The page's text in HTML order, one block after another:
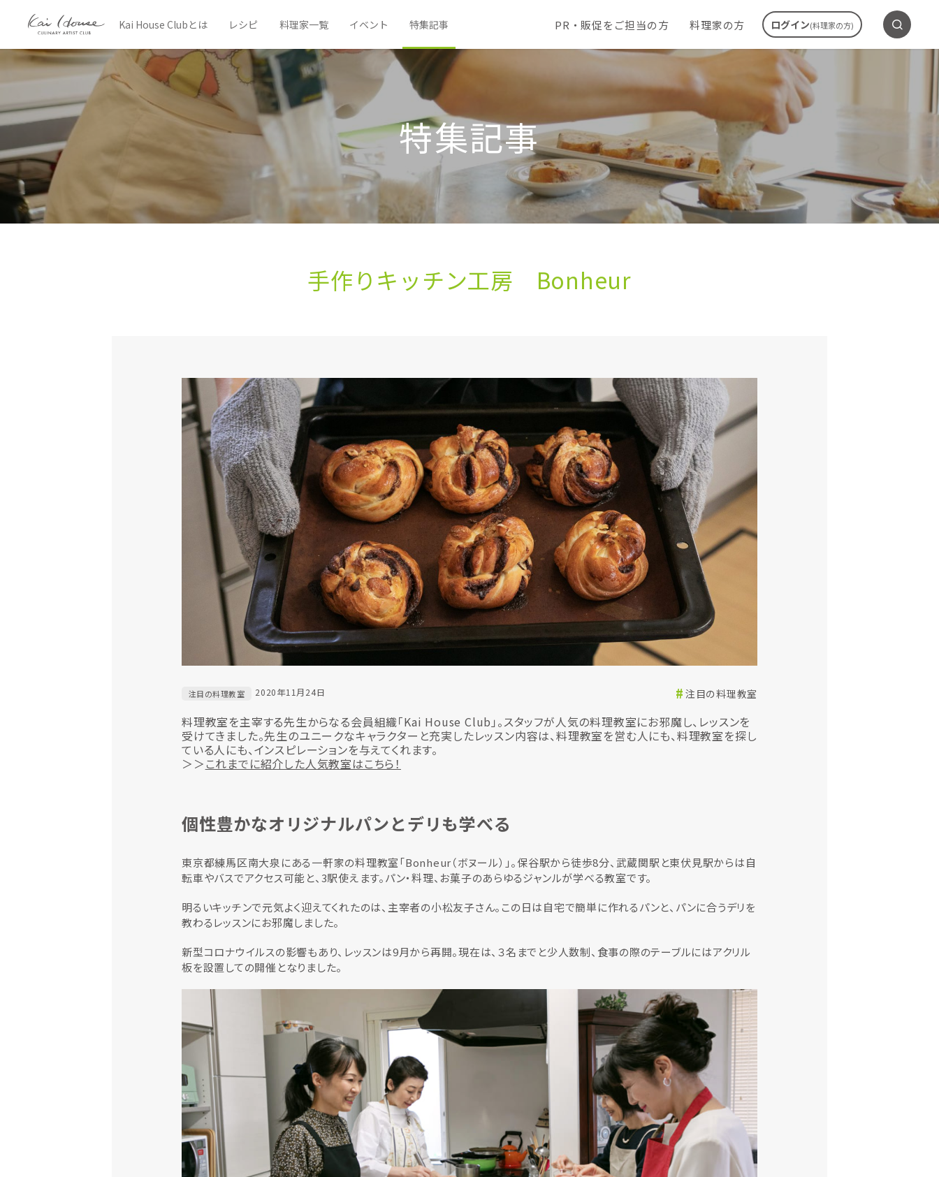
Kai House Clubとは レシピ 料理家一覧 イベント 特集記事 PR・販促をご担当の方 料理家の方 ログイン(料理家の方)
特集記事
手作りキッチン工房 Bonheur
注目の料理教室 2020年11月24日 注目の料理教室
料理教室を主宰する先生からなる会員組織「Kai House Club」。スタッフが人気の料理教室にお邪魔し、レッスンを
受けてきました。先生のユニークなキャラクターと充実したレッスン内容は、料理教室を営む人にも、料理教室を探し
ている人にも、インスピレーションを与えてくれます。
＞＞ これまでに紹介した人気教室はこちら！
個性豊かなオリジナルパンとデリも学べる
東京都練馬区南大泉にある一軒家の料理教室「Bonheur（ボヌール）」。保谷駅から徒歩8分、武蔵関駅と東伏見駅からは自
転車やバスでアクセス可能と、3駅使えます。パン・料理、お菓子のあらゆるジャンルが学べる教室です。
明るいキッチンで元気よく迎えてくれたのは、主宰者の小松友子さん。この日は自宅で簡単に作れるパンと、パンに合うデリを
教わるレッスンにお邪魔しました。
新型コロナウイルスの影響もあり、レッスンは9月から再開。現在は、３名までと少人数制、食事の際のテーブルにはアクリル
板を設置しての開催となりました。